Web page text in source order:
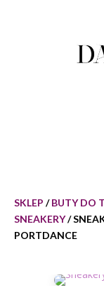
SKLEP /BUTY DO
SNEAKERY/
PORTDANCE